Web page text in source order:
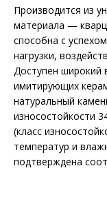
Производится из
материала —
способна с
нагрузки,
Доступен широкий
имитирующих
натуральный
износостойкости
(класс
температур и
подтверждена